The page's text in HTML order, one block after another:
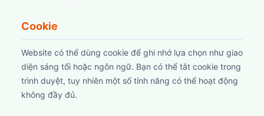
Cookie
Website có thể dùng cookie để ghi nhớ lựa chọn như giao
diện sáng tối hoặc ngôn ngữ. Bạn có thể tắt cookie trong
trình duyệt, tuy nhiên một số tính năng có thể hoạt động
không đầy đủ.